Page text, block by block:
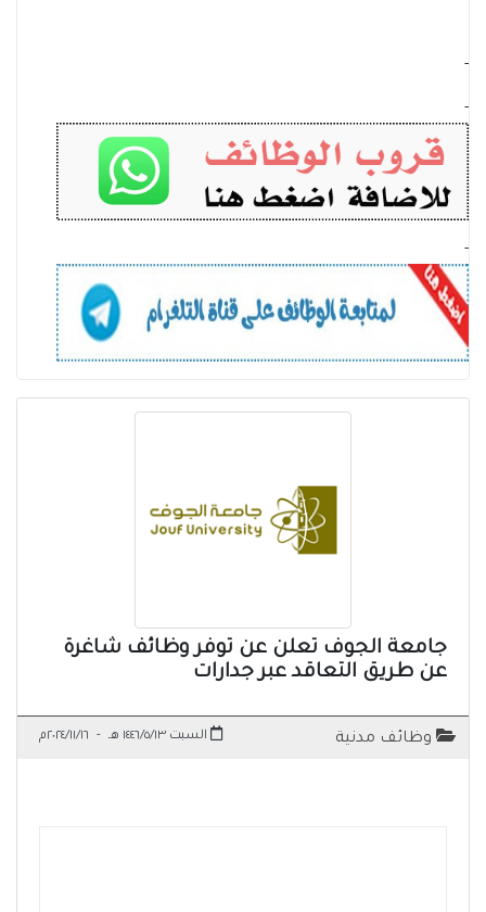
-
-
-
جامعة الجوف تعلن عن توفر وظائف شاغرة
عن طريق التعاقد عبر جدارات
وظائف مدنية السبت ١٤٤٦/٥/١٣ هـ - ٢٠٢٤/١١/١٦م